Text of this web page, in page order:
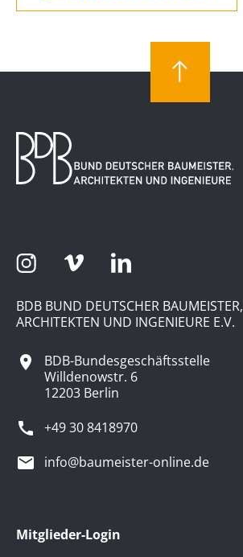
BDB BUND DEUTSCHER BAUMEISTER,
ARCHITEKTEN UND INGENIEURE E.V.
BDB-Bundesgeschäftsstelle
Willdenowstr. 6
12203 Berlin
+49 30 8418970
info@baumeister-online.de
Mitglieder-Login